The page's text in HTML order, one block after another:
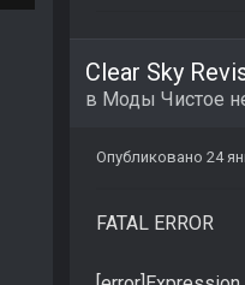
Clear Sky
в Моды Чистое
Опубликовано 24
FATAL ERROR